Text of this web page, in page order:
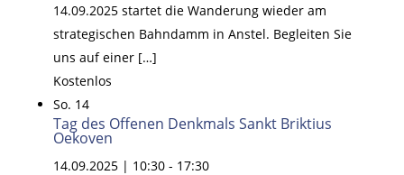
14.09.2025 startet die Wanderung wieder am
strategischen Bahndamm in Anstel. Begleiten Sie
uns auf einer […]
Kostenlos
So. 14
Tag des Offenen Denkmals Sankt Briktius
Oekoven
14.09.2025 | 10:30- 17:30